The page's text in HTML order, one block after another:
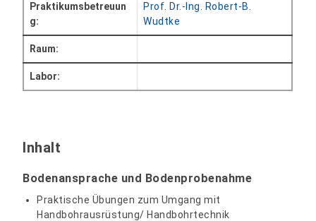
Praktikumsbetreuun
g:
Prof. Dr.-Ing. Robert-B.
Wudtke
Raum:
Labor:
Inhalt
Bodenansprache und Bodenprobenahme
Praktische Übungen zum Umgang mit
Handbohrausrüstung/ Handbohrtechnik